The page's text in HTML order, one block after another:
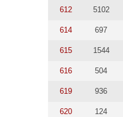
612 5102
614 697
615 1544
616 504
619 936
620 124